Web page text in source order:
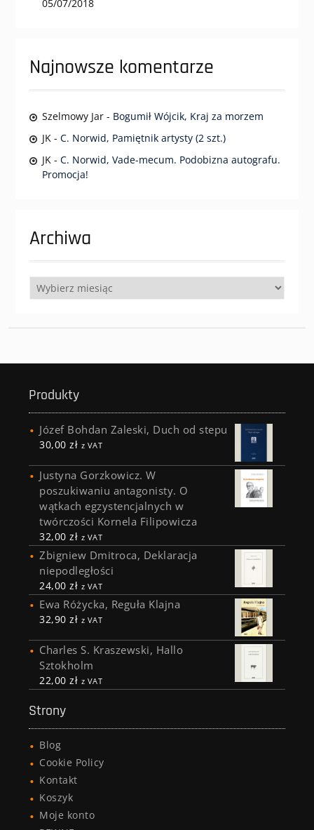
05/07/2018
Najnowsze komentarze
Szelmowy Jar- Bogumił Wójcik, Kraj za morzem
JK- C. Norwid, Pamiętnik artysty (2 szt.)
JK- C. Norwid, Vade-mecum. Podobizna autografu.
Promocja!
Archiwa
Archiwa
Produkty
Józef Bohdan Zaleski, Duch od stepu
30,00zł z VAT
Justyna Gorzkowicz. W
poszukiwaniu antagonisty. O
wątkach egzystencjalnych w
twórczości Kornela Filipowicza
32,00zł z VAT
Zbigniew Dmitroca, Deklaracja
niepodległości
24,00zł z VAT
Ewa Różycka, Reguła Klajna
32,90zł z VAT
Charles S. Kraszewski, Hallo
Sztokholm
22,00zł z VAT
Strony
Blog
Cookie Policy
Kontakt
Koszyk
Moje konto